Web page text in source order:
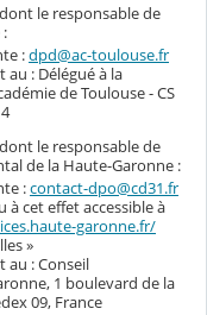
le responsable de
:dpd@ac-toulouse.fr
: Délégué à la
de Toulouse - CS
le responsable de
de la Haute-Garonne :
:contact-dpo@cd31.fr
à cet effet accessible à
garonne.fr/
»
au : Conseil
1 boulevard de la
09, France